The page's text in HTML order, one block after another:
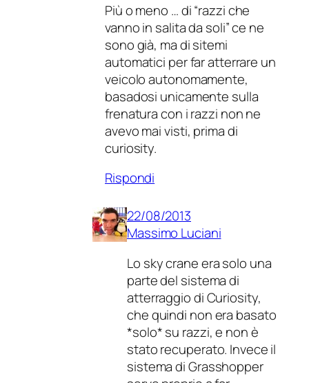
Più o meno … di “razzi che
vanno in salita da soli” ce ne
sono già, ma di sitemi
automatici per far atterrare un
veicolo autonomamente,
basadosi unicamente sulla
frenatura con i razzi non ne
avevo mai visti, prima di
curiosity.
Rispondi
22/08/2013
Massimo Luciani
Lo sky crane era solo una
parte del sistema di
atterraggio di Curiosity,
che quindi non era basato
*solo* su razzi, e non è
stato recuperato. Invece il
sistema di Grasshopper